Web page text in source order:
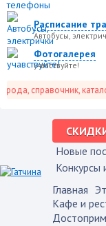
Расписание
Автобусы,
Фотогалерея
учавствуйте!
справочник,
Новые
Конкурсы
Главная
Кафе и